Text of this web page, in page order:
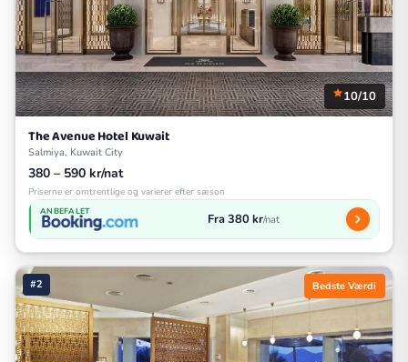
10/10
The Avenue Hotel Kuwait
Salmiya, Kuwait City
380 – 590 kr/nat
Priserne er omtrentlige og varierer efter sæson
ANBEFALET Fra 380 kr/nat
#2 Bedste Værdi